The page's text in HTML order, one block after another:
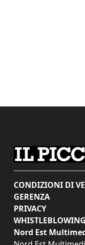
CONDIZIONI DI
GERENZA
PRIVACY
WHISTLEBLOWING
Nord Est